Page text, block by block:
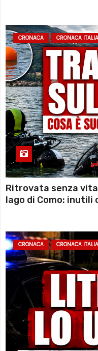
CRONACA CRONACA
Ritrovata senza
lago di Como: inutili
CRONACA CRONACA